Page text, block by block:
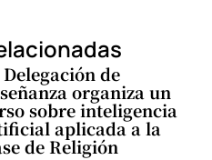
de
organiza un
sobre inteligencia
aplicada a la
de Religión